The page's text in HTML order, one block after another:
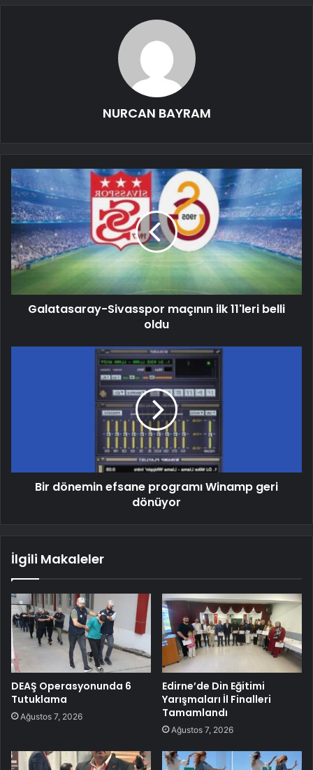
NURCAN BAYRAM
Galatasaray-Sivasspor maçının ilk 11'leri belli
oldu
Bir dönemin efsane programı Winamp geri
dönüyor
İlgili Makaleler
DEAŞ Operasyonunda 6
Tutuklama
Ağustos 7, 2026
Edirne’de Din Eğitimi
Yarışmaları İl Finalleri
Tamamlandı
Ağustos 7, 2026